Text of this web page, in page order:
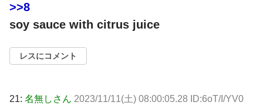
>>8
soy sauce with citrus juice
レスにコメント
21: 名無しさん 2023/11/11(土) 08:00:05.28 ID:6oT/I/YV0